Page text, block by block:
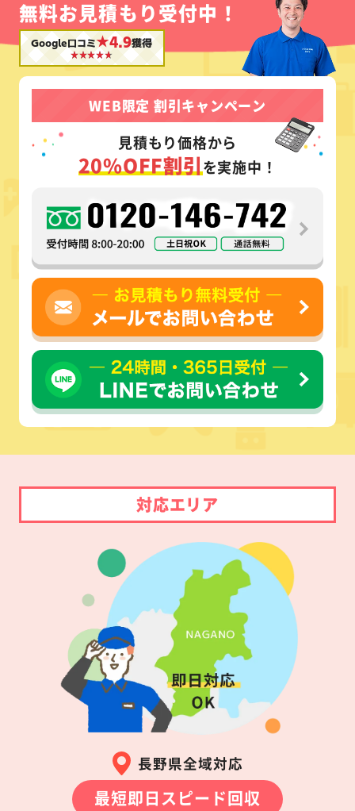
無料お見積もり受付中！
Google口コミ★4.9獲得
WEB限定 割引キャンペーン
見積もり価格から
20%OFF割引を実施中！
対応エリア
長野県全域対応
最短即日スピード回収